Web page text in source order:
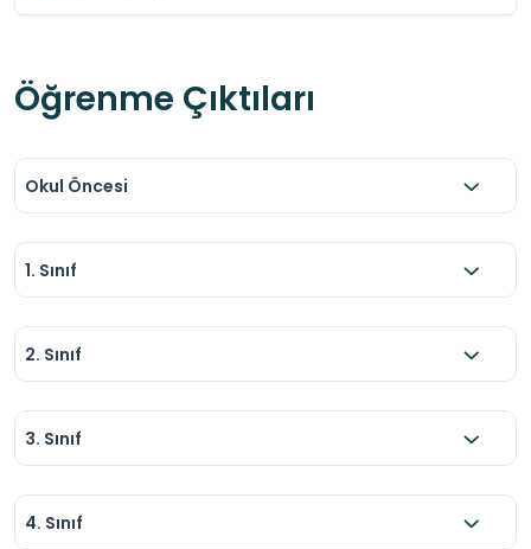
Öğrenme Çıktıları
Okul Öncesi
1. Sınıf
2. Sınıf
3. Sınıf
4. Sınıf